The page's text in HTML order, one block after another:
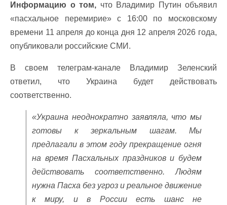
Информацию о том, что Владимир Путин объявил
«пасхальное перемирие» с 16:00 по московскому
времени 11 апреля до конца дня 12 апреля 2026 года,
опубликовали российские СМИ.
В своем телеграм-канале Владимир Зеленский
ответил, что Украина будет действовать
соответственно.
«Украина неоднократно заявляла, что мы
готовы к зеркальным шагам. Мы
предлагали в этом году прекращение огня
на время Пасхальных праздников и будем
действовать соответственно. Людям
нужна Пасха без угроз и реальное движение
к миру, и в России есть шанс не